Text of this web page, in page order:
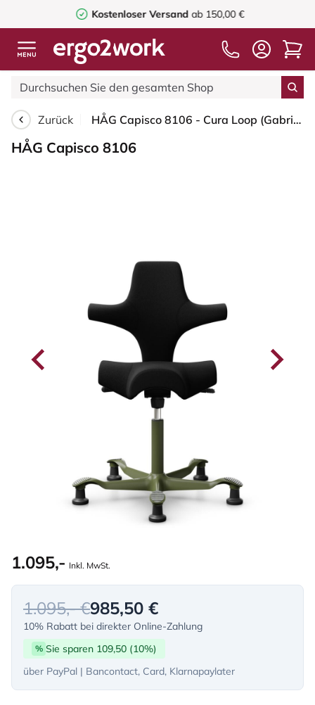
Kostenloser Versandab 150,00 €
Zurück HÅG Capisco 8106 - Cura Loop (Gabriel) - Recyceltes Polyester - CLP60999 Black - Moss Grey - 200 mm (Sitzhöhe 46-64cm) - Bodengleiter
HÅG Capisco 8106
1.095,- Inkl. MwSt.
1.095,- €985,50 €
10% Rabatt bei direkter Online-Zahlung
% Sie sparen 109,50 (10%)
über PayPal | Bancontact, Card, Klarnapaylater